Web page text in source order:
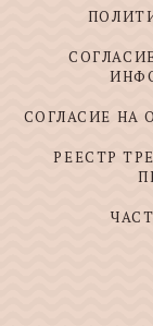
СОГЛАСИЕ НА
РЕЕСТР